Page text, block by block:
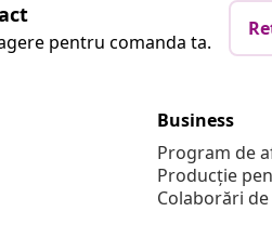
pentru comanda ta.
Business
Program de
Producție
Colaborări